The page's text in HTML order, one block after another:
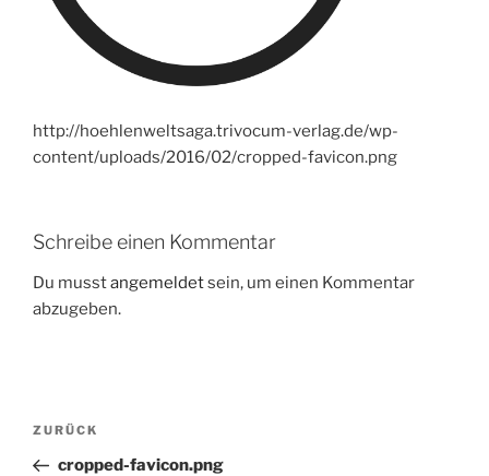
http://hoehlenweltsaga.trivocum-verlag.de/wp-
content/uploads/2016/02/cropped-favicon.png
Schreibe einen Kommentar
Du musstangemeldetsein, um einen Kommentar
abzugeben.
Beitragsnavigation
Vorheriger
Beitrag
ZURÜCK
cropped-favicon.png